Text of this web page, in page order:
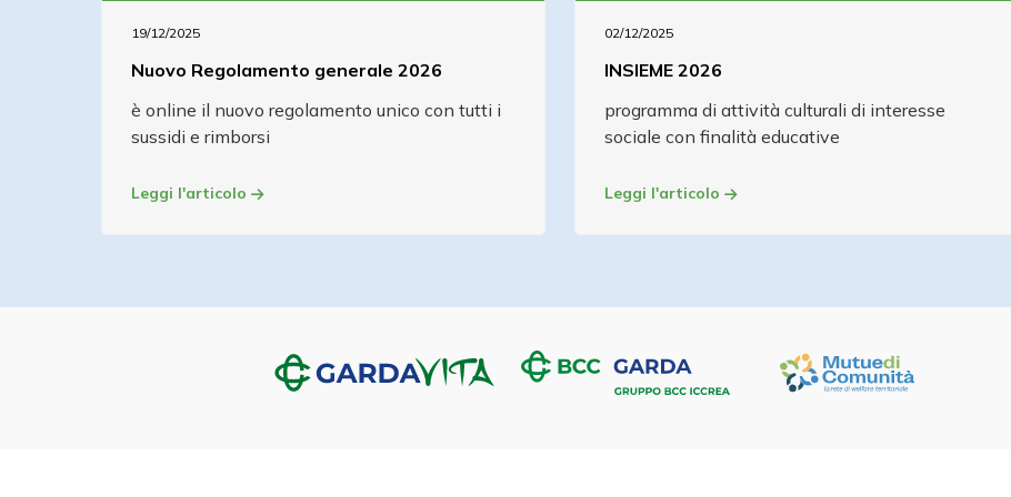
19/12/2025
Nuovo Regolamento generale 2026
è online il nuovo regolamento unico con tutti i
sussidi e rimborsi
Leggi l'articolo
02/12/2025
INSIEME 2026
programma di attività culturali di interesse
sociale con finalità educative
Leggi l'articolo